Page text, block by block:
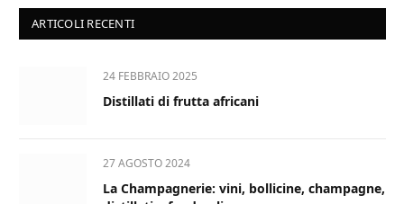
ARTICOLI RECENTI
24 FEBBRAIO 2025
Distillati di frutta africani
27 AGOSTO 2024
La Champagnerie: vini, bollicine, champagne,